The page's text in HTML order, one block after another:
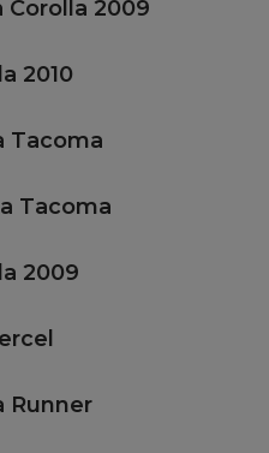
Corolla 2009
2010
Tacoma
Tacoma
2009
Runner